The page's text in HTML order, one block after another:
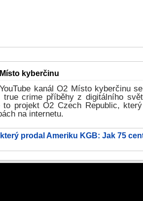
kyberčinu
kanál O2 Místo kyberčinu
true crime příběhy z digitálního
to projekt O2 Czech Republic,
na internetu.
prodal Ameriku KGB: Jak 75